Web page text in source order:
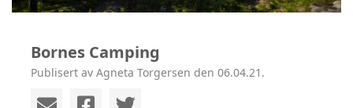
Bornes Camping
Publisert av Agneta Torgersen den 06.04.21.